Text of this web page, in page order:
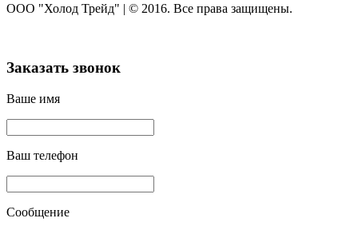
ООО "Холод Трейд" | © 2016. Все права защищены.
Заказать звонок
Ваше имя
Ваш телефон
Сообщение